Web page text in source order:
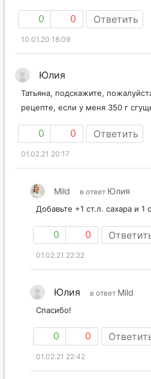
0 0 Ответить
10.01.20 18:09
Юлия
Татьяна, подскажите,
рецепте, если у меня 350 г
0 0 Ответить
01.02.21 20:17
Mild в ответ Юлия
Добавьте +1 ст.л. сахара и 1
0 0
01.02.21 22:22
Юлия в ответ Mild
Спасибо!
0 0
01.02.21 22:42